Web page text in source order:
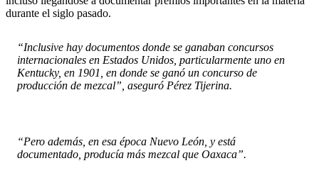
durante el siglo pasado.
“Inclusive hay documentos donde se ganaban concursos
internacionales en Estados Unidos, particularmente uno en
Kentucky, en 1901, en donde se ganó un concurso de
producción de mezcal”, aseguró Pérez Tijerina.
“Pero además, en esa época Nuevo León, y está
documentado, producía más mezcal que Oaxaca”.